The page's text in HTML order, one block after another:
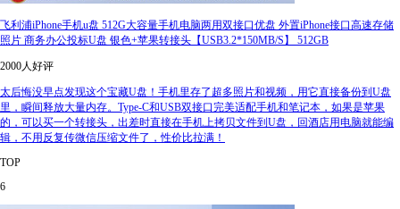
飞利浦iPhone手机u盘 512G大容量手机电脑两用双接口优盘 外置iPhone接口高速存储
照片 商务办公投标U盘 银色+苹果转接头【USB3.2*150MB/S】 512GB
2000人好评
太后悔没早点发现这个宝藏U盘！手机里存了超多照片和视频，用它直接备份到U盘
里，瞬间释放大量内存。Type-C和USB双接口完美适配手机和笔记本，如果是苹果
的，可以买一个转接头，出差时直接在手机上拷贝文件到U盘，回酒店用电脑就能编
辑，不用反复传微信压缩文件了，性价比拉满！
TOP
6